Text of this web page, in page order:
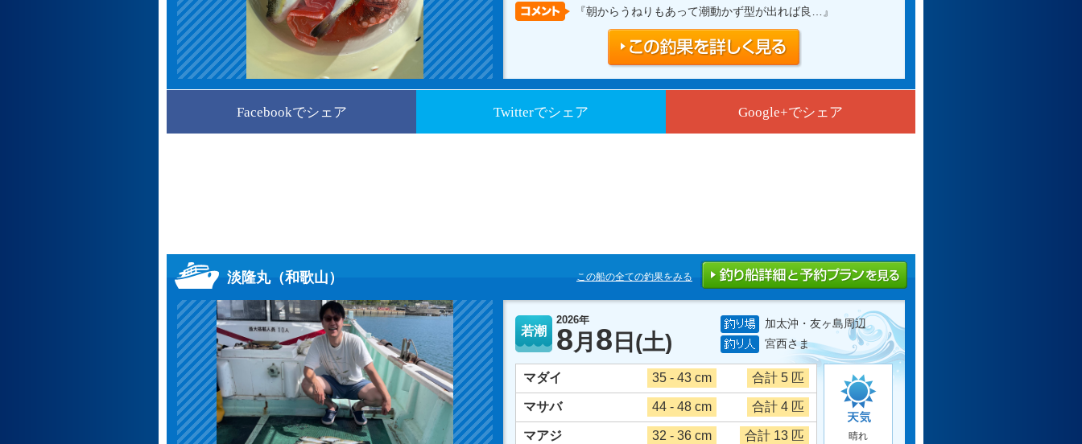
『朝からうねりもあって潮動かず型が出れば良… 』
Facebookでシェア Twitterでシェア Google+でシェア
淡隆丸（和歌山） この船の全ての釣果をみる
若潮
2026年
8月 8 日 (土)
加太沖・友ヶ島周辺
宮西さま
マダイ 35 - 43 cm 合計 5 匹
マサバ 44 - 48 cm 合計 4 匹
マアジ 32 - 36 cm 合計 13 匹 晴れ